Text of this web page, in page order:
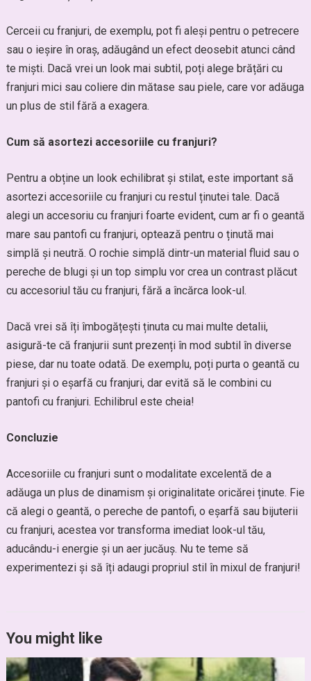
Cerceii cu franjuri, de exemplu, pot fi aleși pentru o petrecere
sau o ieșire în oraș, adăugând un efect deosebit atunci când
te miști. Dacă vrei un look mai subtil, poți alege brățări cu
franjuri mici sau coliere din mătase sau piele, care vor adăuga
un plus de stil fără a exagera.
Cum să asortezi accesoriile cu franjuri?
Pentru a obține un look echilibrat și stilat, este important să
asortezi accesoriile cu franjuri cu restul ținutei tale. Dacă
alegi un accesoriu cu franjuri foarte evident, cum ar fi o geantă
mare sau pantofi cu franjuri, optează pentru o ținută mai
simplă și neutră. O rochie simplă dintr-un material fluid sau o
pereche de blugi și un top simplu vor crea un contrast plăcut
cu accesoriul tău cu franjuri, fără a încărca look-ul.
Dacă vrei să îți îmbogățești ținuta cu mai multe detalii,
asigură-te că franjurii sunt prezenți în mod subtil în diverse
piese, dar nu toate odată. De exemplu, poți purta o geantă cu
franjuri și o eșarfă cu franjuri, dar evită să le combini cu
pantofi cu franjuri. Echilibrul este cheia!
Concluzie
Accesoriile cu franjuri sunt o modalitate excelentă de a
adăuga un plus de dinamism și originalitate oricărei ținute. Fie
că alegi o geantă, o pereche de pantofi, o eșarfă sau bijuterii
cu franjuri, acestea vor transforma imediat look-ul tău,
aducându-i energie și un aer jucăuș. Nu te teme să
experimentezi și să îți adaugi propriul stil în mixul de franjuri!
You might like